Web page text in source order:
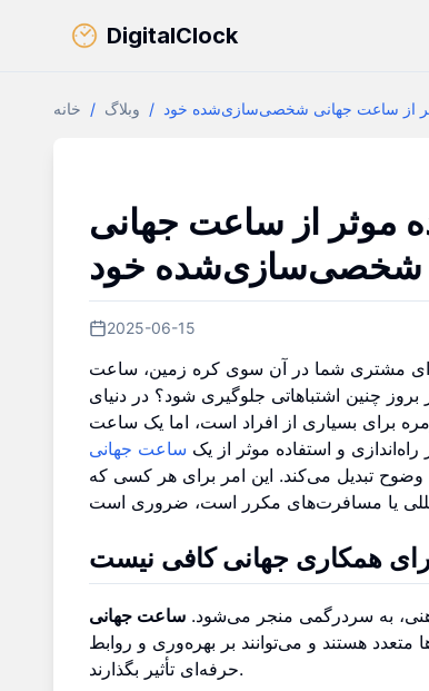
DigitalClock
خانه / وبلاگ / موثر از ساعت جهانی شخصی‌سازی‌شده خود
موثر از ساعت جهانی
شخصی‌سازی‌شده خود
2025-06-15
برای مشتری شما در آن سوی کره زمین، ساعت
بروز چنین اشتباهاتی جلوگیری شود؟ در دنیای
برای بسیاری از افراد است، اما یک ساعت
راه‌اندازی و استفاده موثر از یک ساعت جهانی
وضوح تبدیل می‌کند. این امر برای هر کسی که
همکاری جهانی کافی نیست
به سردرگمی منجر می‌شود. ساعت جهانی
متعدد هستند و می‌توانند بر بهره‌وری و روابط
حرفه‌ای تأثیر بگذارند.